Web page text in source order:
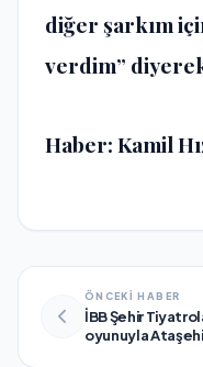
diğer şarkım
verdim”
Haber: Kamil
ÖNCEKİ HABER
İBB Şehir
oyunuyla